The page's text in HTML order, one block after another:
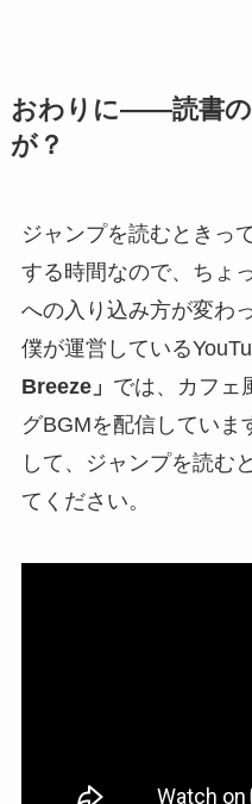
おわりに——読書の
が？
ジャンプを読むときっ
する時間なので、ちょ
への入り込み方が変わ
僕が運営している
Breeze」 では、カフェ
グBGMを配信していま
して、ジャンプを読む
てください。